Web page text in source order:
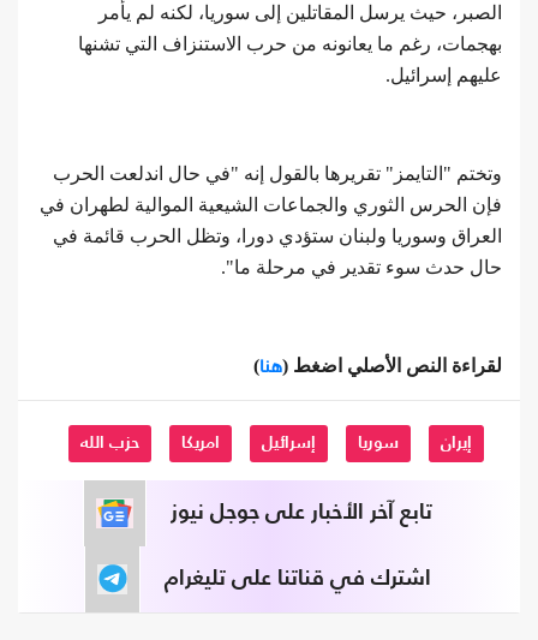
الصبر، حيث يرسل المقاتلين إلى سوريا، لكنه لم يأمر
بهجمات، رغم ما يعانونه من حرب الاستنزاف التي تشنها
عليهم إسرائيل.
وتختم "التايمز" تقريرها بالقول إنه "في حال اندلعت الحرب
فإن الحرس الثوري والجماعات الشيعية الموالية لطهران في
العراق وسوريا ولبنان ستؤدي دورا، وتظل الحرب قائمة في
حال حدث سوء تقدير في مرحلة ما".
لقراءة النص الأصلي اضغط (هنا)
إيران سوريا إسرائيل امريكا حزب الله
تابع آخر الأخبار على جوجل نيوز
اشترك في قناتنا على تليغرام